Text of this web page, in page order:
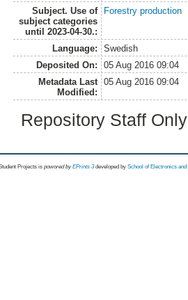
Subject. Use of
subject categories
until 2023-04-30.:
Forestry production
Language:
Swedish
Deposited On:
05 Aug 2016 09:04
Metadata Last
Modified:
05 Aug 2016 09:04
Repository Staff
Projects is powored byEPrints 3 developed by School of Electronics